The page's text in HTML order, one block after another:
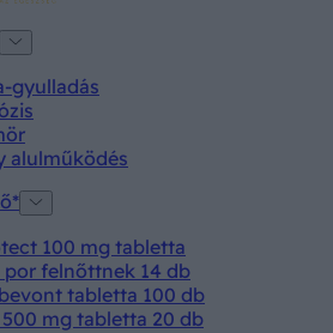
gyulladás
alulműködés
100 mg tabletta
por felnőttnek 14 db
tabletta 100 db
mg tabletta 20 db